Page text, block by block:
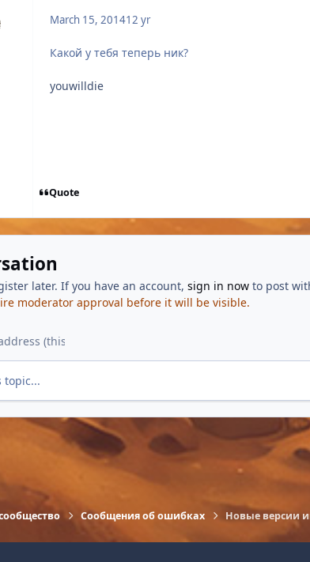
March 15, 201412 yr
Какой у тебя теперь ник?
youwilldie
Quote
later. If you have an account, sign in nowto post
moderator approval before it will be visible.
topic...
Сообщения об ошибках Новые версии